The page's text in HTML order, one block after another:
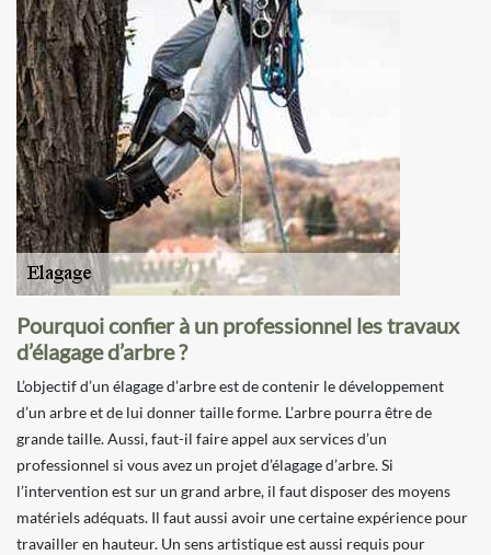
Pourquoi confier à un professionnel les travaux
d’élagage d’arbre ?
L’objectif d’un élagage d’arbre est de contenir le développement
d’un arbre et de lui donner taille forme. L’arbre pourra être de
grande taille. Aussi, faut-il faire appel aux services d’un
professionnel si vous avez un projet d’élagage d’arbre. Si
l’intervention est sur un grand arbre, il faut disposer des moyens
matériels adéquats. Il faut aussi avoir une certaine expérience pour
travailler en hauteur. Un sens artistique est aussi requis pour